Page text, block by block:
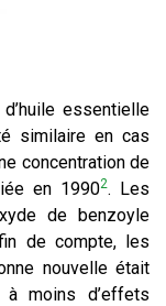
essentielle
similaire en cas
concentration de
en 19902. Les
de benzoyle
de compte, les
nouvelle était
moins d’effets